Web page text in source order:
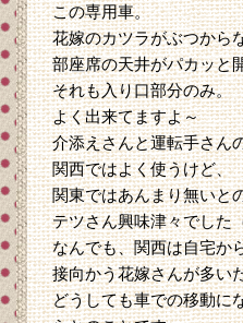
この専用車。
花嫁のカツラがぶつから
部座席の天井がパカッと
それも入り口部分のみ。
よく出来てますよ～
介添えさんと運転手さん
関西ではよく使うけど、
関東ではあんまり無いと
テツさん興味津々でした
なんでも、関西は自宅か
接向かう花嫁さんが多い
どうしても車での移動に